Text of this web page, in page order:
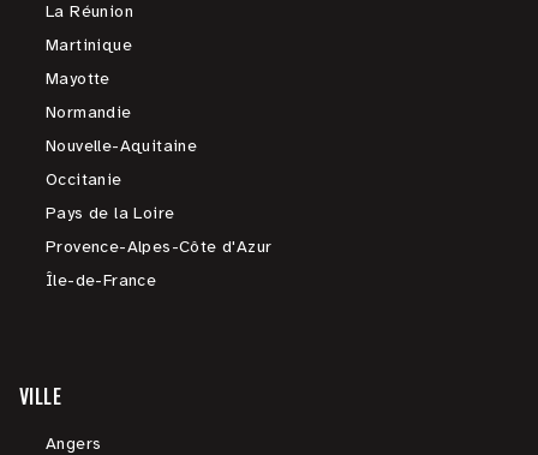
La Réunion
Martinique
Mayotte
Normandie
Nouvelle-Aquitaine
Occitanie
Pays de la Loire
Provence-Alpes-Côte d'Azur
Île-de-France
VILLE
Angers